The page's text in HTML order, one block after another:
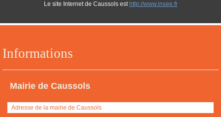
Informations
Mairie de Caussols
Adresse de la mairie de Caussols
Le site Internet de Caussols est http://www.insee.fr